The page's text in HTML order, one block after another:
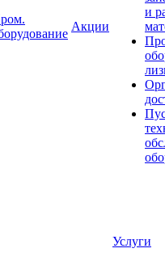
Акции
и
Услуги